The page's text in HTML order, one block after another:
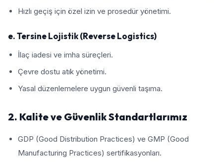
Hızlı geçiş için özel izin ve prosedür yönetimi.
e. Tersine Lojistik (Reverse Logistics)
İlaç iadesi ve imha süreçleri.
Çevre dostu atık yönetimi.
Yasal düzenlemelere uygun güvenli taşıma.
2. Kalite ve Güvenlik Standartlarımız
GDP (Good Distribution Practices) ve GMP (Good
Manufacturing Practices) sertifikasyonları.